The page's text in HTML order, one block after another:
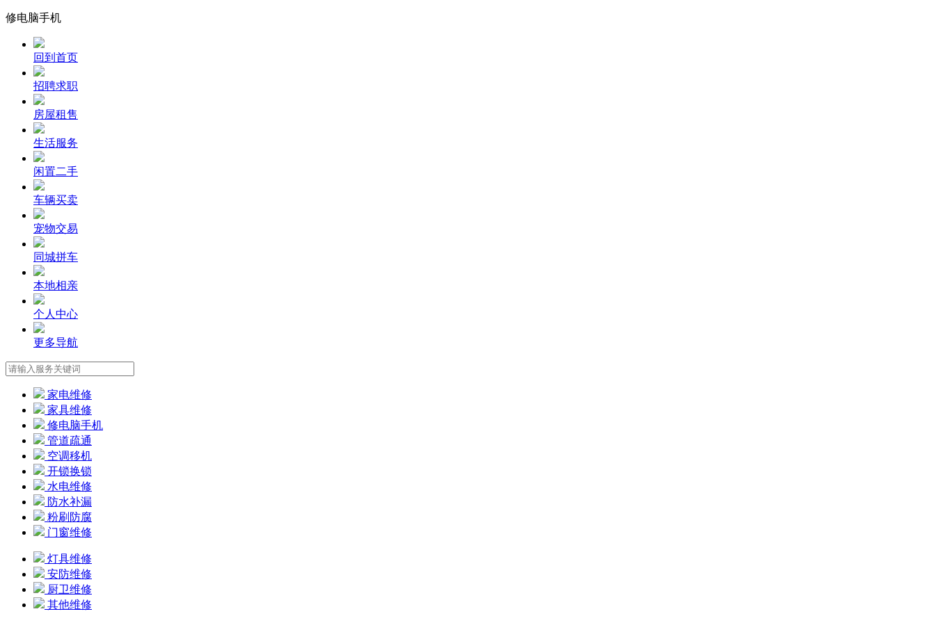
修电脑手机
回到首页
招聘求职
房屋租售
生活服务
闲置二手
车辆买卖
宠物交易
同城拼车
本地相亲
个人中心
更多导航
家电维修
家具维修
修电脑手机
管道疏通
空调移机
开锁换锁
水电维修
防水补漏
粉刷防腐
门窗维修
灯具维修
安防维修
厨卫维修
其他维修